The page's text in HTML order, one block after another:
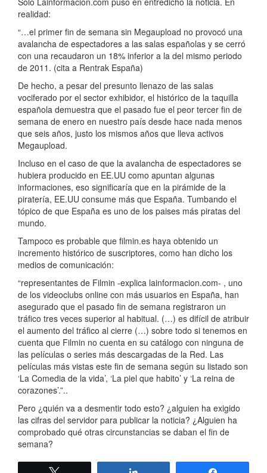
realidad:
“…el primer fin de semana sin Megaupload no provocó una
avalancha de espectadores a las salas españolas y se cerró
con una recaudaron un 18% inferior a la del mismo periodo
de 2011. (cita a Rentrak España)
De hecho, a pesar del presunto llenazo de las salas
vociferado por el sector exhibidor, el histórico de la taquilla
española demuestra que el pasado fue el peor tercer fin de
semana de enero en nuestro país desde hace nada menos
que seis años, justo los mismos años que lleva activos
Megaupload.
Incluso en el caso de que la avalancha de espectadores se
hubiera producido en EE.UU como apuntan algunas
informaciones, eso significaría que en la pirámide de la
piratería, EE.UU consume más que España. Tumbando el
tópico de que España es uno de los paises más piratas del
mundo.
Tampoco es probable que filmin.es haya obtenido un
incremento histórico de suscriptores, como han dicho los
medios de comunicación:
“representantes de Filmin -explica lainformacion.com- , uno
de los videoclubs online con más usuarios en España, han
asegurado que el pasado fin de semana registraron un
tráfico tres veces superior al habitual. (…) es difícil de atribuir
el aumento del tráfico al cierre (…) sobre todo si tenemos en
cuenta que Filmin no cuenta en su catálogo con ninguna de
las películas o series más descargadas de la Red. Las
películas más vistas este fin de semana según su listado son
‘La Comedia de la vida’, ‘La piel que habito’ y ‘La reina de
corazones’.”..
Pero ¿quién va a desmentir todo esto? ¿alguien ha exigido
las cifras del servidor para publicar la noticia? ¿Alguien ha
comprobado qué otras circunstancias se daban el fin de
semana?